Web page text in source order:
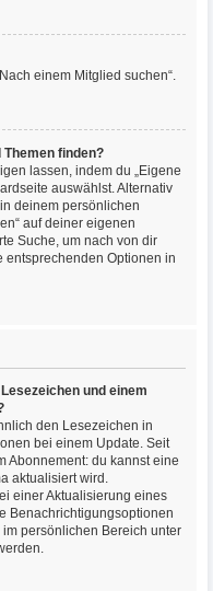
einem Mitglied suchen“.
finden?
lassen, indem du „Eigene
auswählst. Alternativ
deinem persönlichen
auf deiner eigenen
Suche, um nach von dir
entsprechenden Optionen in
und einem
den Lesezeichen in
bei einem Update. Seit
Abonnement: du kannst eine
aktualisiert wird.
einer Aktualisierung eines
Benachrichtigungsoptionen
persönlichen Bereich unter